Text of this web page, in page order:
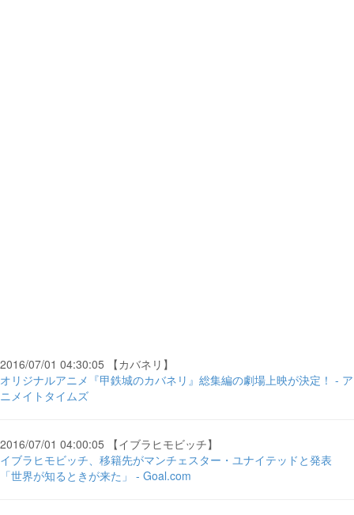
2016/07/01 04:30:05 【カバネリ】
オリジナルアニメ『甲鉄城のカバネリ』総集編の劇場上映が決定！ - ア
ニメイトタイムズ
2016/07/01 04:00:05 【イブラヒモビッチ】
イブラヒモビッチ、移籍先がマンチェスター・ユナイテッドと発表
「世界が知るときが来た」 - Goal.com